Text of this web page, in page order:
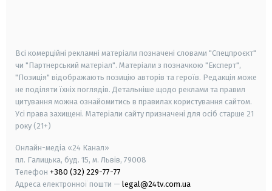
Всі комерційні рекламні матеріали позначені словами "Спецпроєкт"
чи "Партнерський матеріал". Матеріали з позначкою "Експерт",
"Позиція" відображають позицію авторів та героїв. Редакція може
не поділяти їхніх поглядів. Детальніше щодо реклами та правил
цитування можна ознайомитись в правилах користування сайтом.
Усі права захищені. Матеріали сайту призначені для осіб старше 21
року (21+)
Онлайн-медіа «24 Канал»
пл. Галицька, буд. 15, м. Львів, 79008
Телефон +380 (32) 229-77-77
Адреса електронної пошти — legal@24tv.com.ua